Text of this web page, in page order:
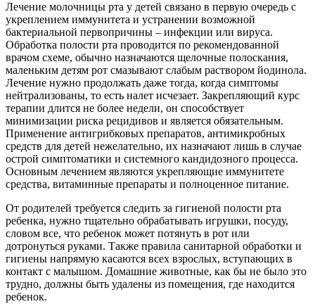
Лечение молочницы рта у детей связано в первую очередь с
укреплением иммунитета и устранении возможной
бактериальной первопричины – инфекции или вируса.
Обработка полости рта проводится по рекомендованной
врачом схеме, обычно назначаются щелочные полоскания,
маленьким детям рот смазывают слабым раствором йодинола.
Лечение нужно продолжать даже тогда, когда симптомы
нейтрализованы, то есть налет исчезает. Закрепляющий курс
терапии длится не более недели, он способствует
минимизации риска рецидивов и является обязательным.
Применение антигрибковых препаратов, антимикробных
средств для детей нежелательно, их назначают лишь в случае
острой симптоматики и системного кандидозного процесса.
Основным лечением являются укрепляющие иммунитете
средства, витаминные препараты и полноценное питание.
От родителей требуется следить за гигиеной полости рта
ребенка, нужно тщательно обрабатывать игрушки, посуду,
словом все, что ребенок может потянуть в рот или
дотронуться руками. Также правила санитарной обработки и
гигиены напрямую касаются всех взрослых, вступающих в
контакт с малышом. Домашние животные, как бы не было это
трудно, должны быть удалены из помещения, где находится
ребенок.